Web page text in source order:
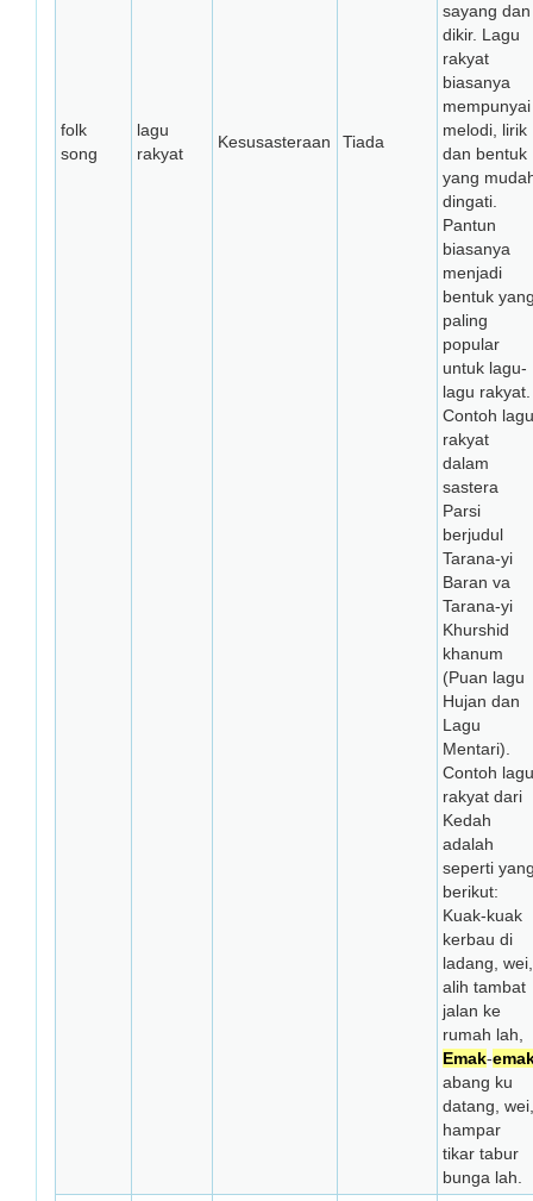
folk
song
lagu
rakyat
Kesusasteraan Tiada
sayang dan
dikir. Lagu
rakyat
biasanya
mempunyai
melodi, lirik
dan bentuk
yang
dingati.
Pantun
biasanya
menjadi
bentuk
paling
popular
untuk lagu-
lagu rakyat.
Contoh lagu
rakyat
dalam
sastera
Parsi
berjudul
Tarana-yi
Baran va
Tarana-yi
Khurshid
khanum
(Puan lagu
Hujan dan
Lagu
Mentari).
Contoh lagu
rakyat dari
Kedah
adalah
seperti
berikut:
Kuak-kuak
kerbau di
ladang, wei,
alih tambat
jalan ke
rumah lah,
Emak-
abang ku
datang, wei,
hampar
tikar tabur
bunga lah.